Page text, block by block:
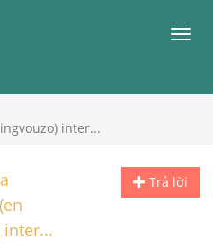
inter...
Trả lời
inter...